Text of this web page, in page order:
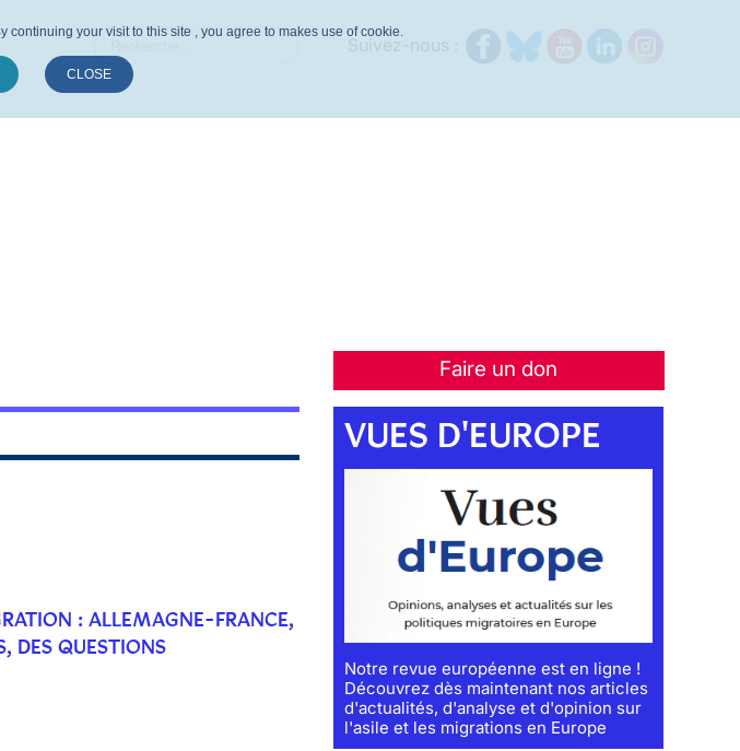
Faire un don
: ALLEMAGNE-FRANCE,
DES QUESTIONS
VUES D'EUROPE
Notre revue européenne est en ligne !
Découvrez dès maintenant nos articles
d'actualités, d'analyse et d'opinion sur
l'asile et les migrations en Europe
your visit to this site , you agree to makes use of cookie.
CLOSE